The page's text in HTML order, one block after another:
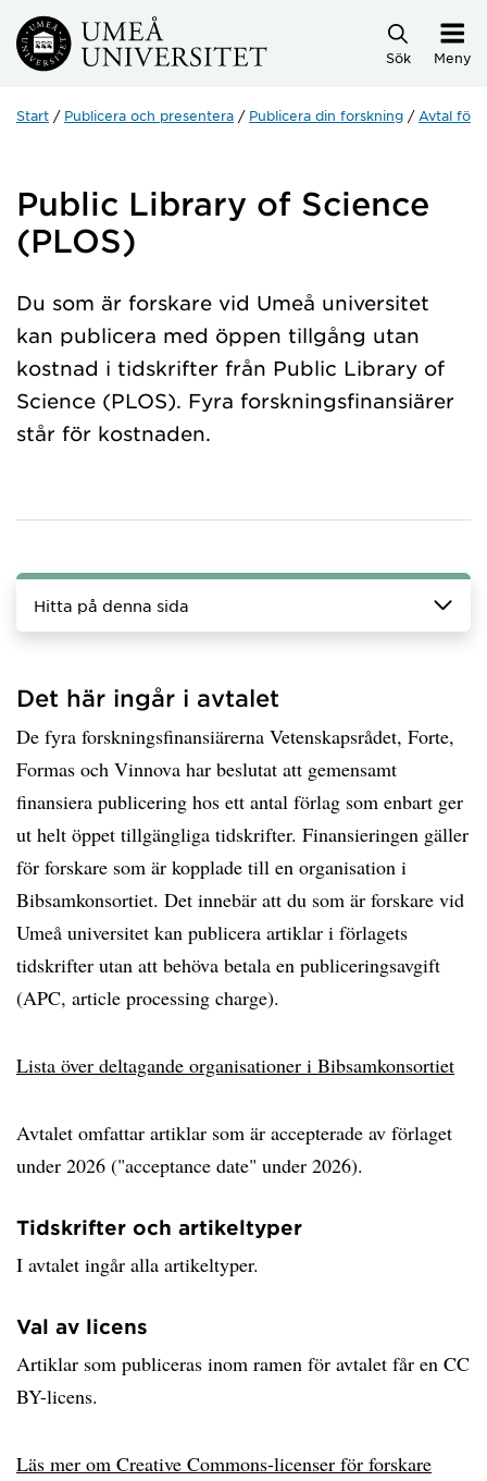
Hoppa direkt till innehållet
Sök Meny
Start Publicera och presentera Publicera din forskning Avtal för
Public Library of Science
(PLOS)
Du som är forskare vid Umeå universitet
kan publicera med öppen tillgång utan
kostnad i tidskrifter från Public Library of
Science (PLOS). Fyra forskningsfinansiärer
står för kostnaden.
Hitta på denna sida
Det här ingår i avtalet
De fyra forskningsfinansiärerna Vetenskapsrådet, Forte,
Formas och Vinnova har beslutat att gemensamt
finansiera publicering hos ett antal förlag som enbart ger
ut helt öppet tillgängliga tidskrifter. Finansieringen gäller
för forskare som är kopplade till en organisation i
Bibsamkonsortiet. Det innebär att du som är forskare vid
Umeå universitet kan publicera artiklar i förlagets
tidskrifter utan att behöva betala en publiceringsavgift
(APC, article processing charge).
Lista över deltagande organisationer i Bibsamkonsortiet
Avtalet omfattar artiklar som är accepterade av förlaget
under 2026 ("acceptance date" under 2026).
Tidskrifter och artikeltyper
I avtalet ingår alla artikeltyper.
Val av licens
Artiklar som publiceras inom ramen för avtalet får en CC
BY-licens.
Läs mer om Creative Commons-licenser för forskare